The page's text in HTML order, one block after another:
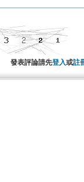
發表評論請先登入或註